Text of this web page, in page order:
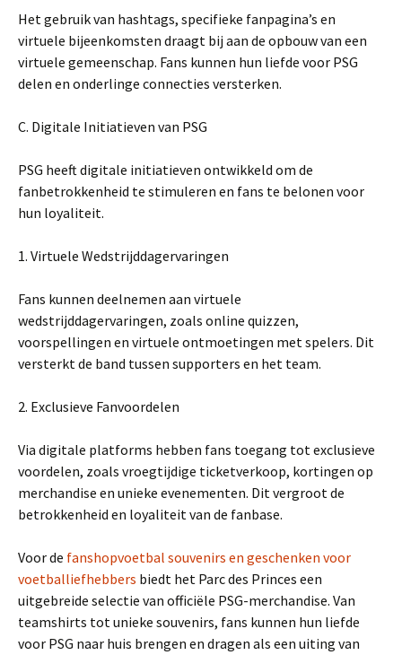
Het gebruik van hashtags, specifieke fanpagina’s en
virtuele bijeenkomsten draagt bij aan de opbouw van een
virtuele gemeenschap. Fans kunnen hun liefde voor PSG
delen en onderlinge connecties versterken.
C. Digitale Initiatieven van PSG
PSG heeft digitale initiatieven ontwikkeld om de
fanbetrokkenheid te stimuleren en fans te belonen voor
hun loyaliteit.
1. Virtuele Wedstrijddagervaringen
Fans kunnen deelnemen aan virtuele
wedstrijddagervaringen, zoals online quizzen,
voorspellingen en virtuele ontmoetingen met spelers. Dit
versterkt de band tussen supporters en het team.
2. Exclusieve Fanvoordelen
Via digitale platforms hebben fans toegang tot exclusieve
voordelen, zoals vroegtijdige ticketverkoop, kortingen op
merchandise en unieke evenementen. Dit vergroot de
betrokkenheid en loyaliteit van de fanbase.
Voor de fanshopvoetbal souvenirs en geschenken voor
voetballiefhebbers biedt het Parc des Princes een
uitgebreide selectie van officiële PSG-merchandise. Van
teamshirts tot unieke souvenirs, fans kunnen hun liefde
voor PSG naar huis brengen en dragen als een uiting van